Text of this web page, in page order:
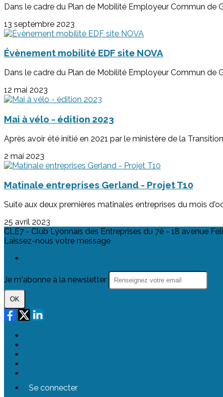
Dans le cadre du Plan de Mobilité Employeur Commun de
13 septembre 2023
Évènement mobilité EDF site NOVA
Dans le cadre du Plan de Mobilité Employeur Commun de
12 mai 2023
Mai à vélo - édition 2023
Après avoir été initié en 2021 par le ministère de la
2 mai 2023
Matinale entreprises Gerland - Projet T10
Suite aux deux premières matinales entreprises du mois
25 avril 2023
CLE7 - Club Lyonnais des Entreprises du 7è - 18 avenue
Laissez-nous votre message
Je m'abonne à la newsletter
OK
Se connecter